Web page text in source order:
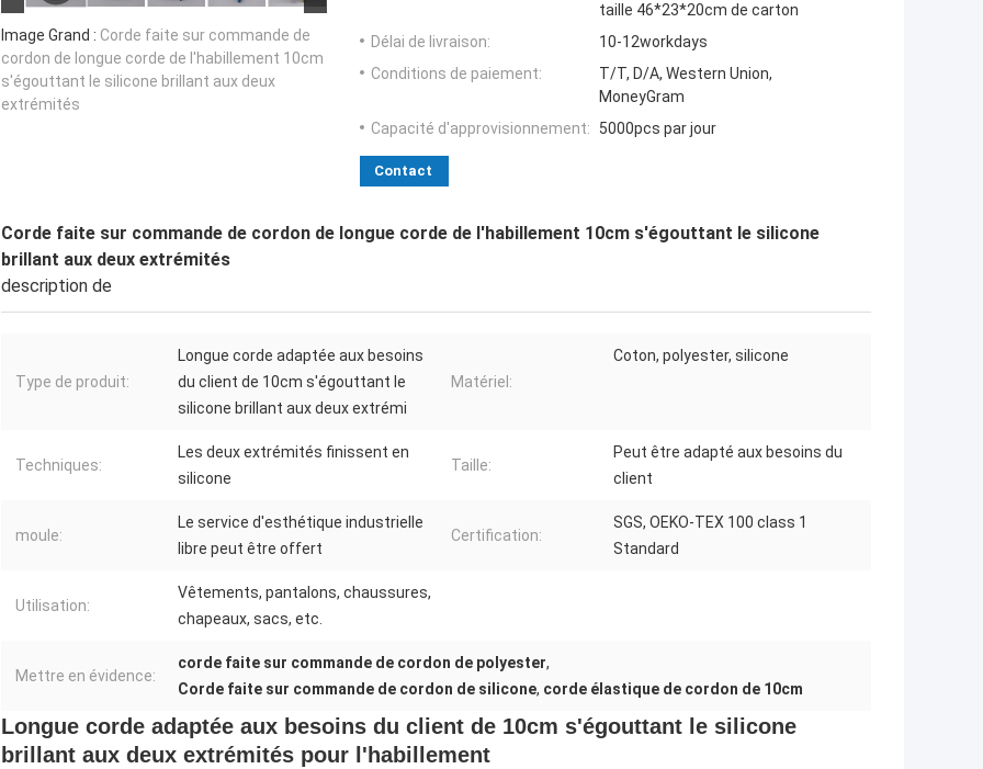
Image Grand : Corde faite sur commande de
cordon de longue corde de l'habillement 10cm
s'égouttant le silicone brillant aux deux
extrémités
taille 46*23*20cm de carton
Délai de livraison:
10-12workdays
Conditions de paiement:
T/T, D/A, Western Union,
MoneyGram
Capacité d'approvisionnement:
5000pcs par jour
Contact
Corde faite sur commande de cordon de longue corde de l'habillement 10cm s'égouttant le silicone
brillant aux deux extrémités
description de
Type de produit:
Longue corde adaptée aux besoins
du client de 10cm s'égouttant le
silicone brillant aux deux extrémi
Matériel:
Coton, polyester, silicone
Techniques:
Les deux extrémités finissent en
silicone
Taille:
Peut être adapté aux besoins du
client
moule:
Le service d'esthétique industrielle
libre peut être offert
Certification:
SGS, OEKO-TEX 100 class 1
Standard
Utilisation:
Vêtements, pantalons, chaussures,
chapeaux, sacs, etc.
Mettre en évidence:
corde faite sur commande de cordon de polyester,
Corde faite sur commande de cordon de silicone, corde élastique de cordon de 10cm
Longue corde adaptée aux besoins du client de 10cm s'égouttant le silicone
brillant aux deux extrémités pour l'habillement